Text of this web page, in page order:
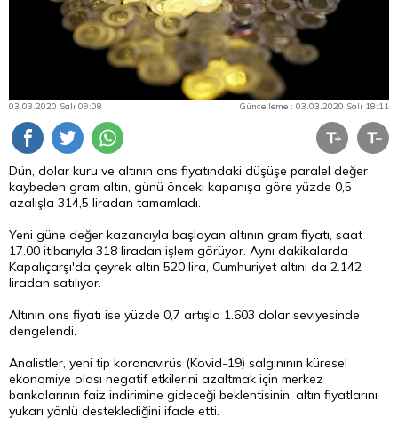
03.03.2020 Salı 09:08 Güncelleme : 03.03.2020 Salı 18:11
Dün, dolar kuru ve altının ons fiyatındaki düşüşe paralel değer
kaybeden gram altın, günü önceki kapanışa göre yüzde 0,5
azalışla 314,5 liradan tamamladı.
Yeni güne değer kazancıyla başlayan altının gram fiyatı, saat
17.00 itibarıyla 318 liradan işlem görüyor. Aynı dakikalarda
Kapalıçarşı'da çeyrek altın 520 lira, Cumhuriyet altını da 2.142
liradan satılıyor.
Altının ons fiyatı ise yüzde 0,7 artışla 1.603 dolar seviyesinde
dengelendi.
Analistler, yeni tip koronavirüs (Kovid-19) salgınının küresel
ekonomiye olası negatif etkilerini azaltmak için merkez
bankalarının faiz indirimine gideceği beklentisinin, altın fiyatlarını
yukarı yönlü desteklediğini ifade etti.